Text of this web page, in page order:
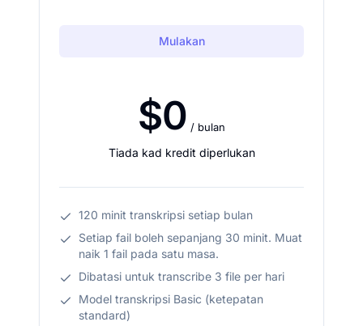
Mulakan
$0 / bulan
Tiada kad kredit diperlukan
120 minit transkripsi setiap bulan
Setiap fail boleh sepanjang 30 minit. Muat
naik 1 fail pada satu masa.
Dibatasi untuk transcribe 3 file per hari
Model transkripsi Basic (ketepatan
standard)